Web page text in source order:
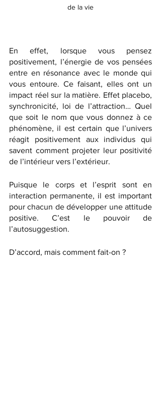
de la vie
En effet, lorsque vous pensez
positivement, l’énergie de vos pensées
entre en résonance avec le monde qui
vous entoure. Ce faisant, elles ont un
impact réel sur la matière. Effet placebo,
synchronicité, loi de l’attraction… Quel
que soit le nom que vous donnez à ce
phénomène, il est certain que l’univers
réagit positivement aux individus qui
savent comment projeter leur positivité
de l’intérieur vers l’extérieur.
Puisque le corps et l’esprit sont en
interaction permanente, il est important
pour chacun de développer une attitude
positive. C’est le pouvoir de
l’autosuggestion.
D’accord, mais comment fait-on ?